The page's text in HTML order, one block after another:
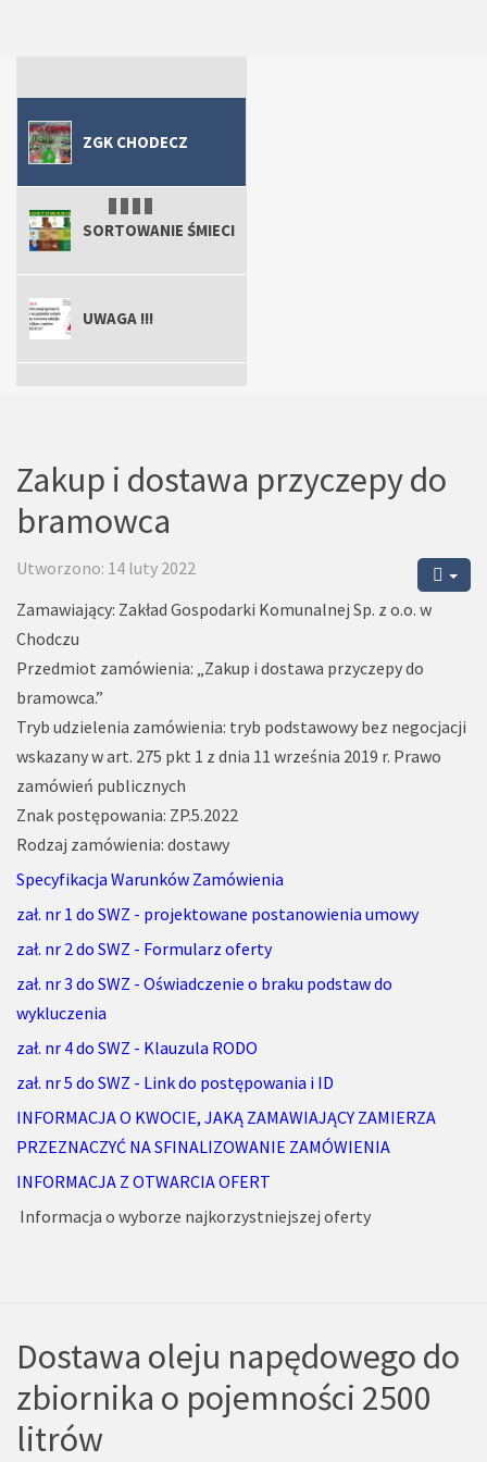
ZGK CHODECZ
SORTOWANIE ŚMIECI
UWAGA !!!
Zakup i dostawa przyczepy do
bramowca
Utworzono: 14 luty 2022
Zamawiający: Zakład Gospodarki Komunalnej Sp. z o.o. w
Chodczu
Przedmiot zamówienia: „Zakup i dostawa przyczepy do
bramowca.”
Tryb udzielenia zamówienia: tryb podstawowy bez negocjacji
wskazany w art. 275 pkt 1 z dnia 11 września 2019 r. Prawo
zamówień publicznych
Znak postępowania: ZP.5.2022
Rodzaj zamówienia: dostawy
Specyfikacja Warunków Zamówienia
zał. nr 1 do SWZ - projektowane postanowienia umowy
zał. nr 2 do SWZ - Formularz oferty
zał. nr 3 do SWZ - Oświadczenie o braku podstaw do
wykluczenia
zał. nr 4 do SWZ - Klauzula RODO
zał. nr 5 do SWZ - Link do postępowania i ID
INFORMACJA O KWOCIE, JAKĄ ZAMAWIAJĄCY ZAMIERZA
PRZEZNACZYĆ NA SFINALIZOWANIE ZAMÓWIENIA
INFORMACJA Z OTWARCIA OFERT
Informacja o wyborze najkorzystniejszej oferty
Dostawa oleju napędowego do
zbiornika o pojemności 2500
litrów